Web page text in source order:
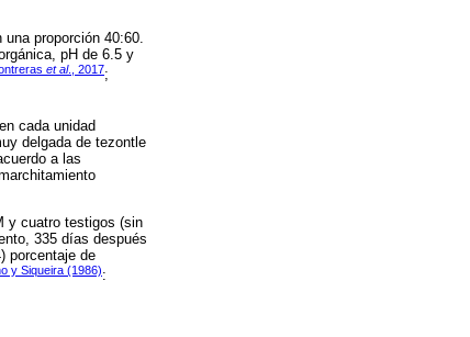
proporción 40:60.
pH de 6.5 y
et al., 2017;
cada unidad
delgada de tezontle
a las
y cuatro testigos (sin
335 días después
porcentaje de
y Siqueira (1986):